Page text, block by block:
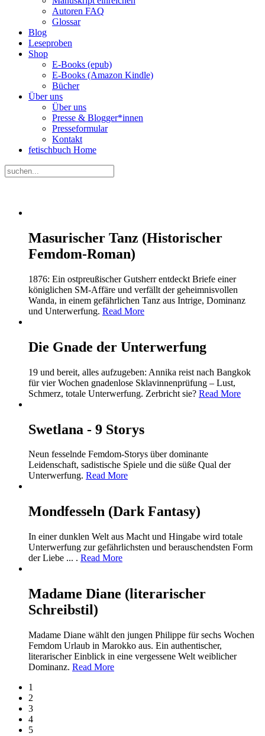
Autoren FAQ
Glossar
Blog
Leseproben
Shop
E-Books (epub)
E-Books (Amazon Kindle)
Bücher
Über uns
Über uns
Presse & Blogger*innen
Presseformular
Kontakt
fetischbuch Home
Masurischer Tanz (Historischer
Femdom-Roman)
1876: Ein ostpreußischer Gutsherr entdeckt Briefe einer
königlichen SM-Affäre und verfällt der geheimnisvollen
Wanda, in einem gefährlichen Tanz aus Intrige, Dominanz
und Unterwerfung. Read More
Die Gnade der Unterwerfung
19 und bereit, alles aufzugeben: Annika reist nach Bangkok
für vier Wochen gnadenlose Sklavinnenprüfung – Lust,
Schmerz, totale Unterwerfung. Zerbricht sie? Read More
Swetlana - 9 Storys
Neun fesselnde Femdom-Storys über dominante
Leidenschaft, sadistische Spiele und die süße Qual der
Unterwerfung. Read More
Mondfesseln (Dark Fantasy)
In einer dunklen Welt aus Macht und Hingabe wird totale
Unterwerfung zur gefährlichsten und berauschendsten Form
der Liebe ... . Read More
Madame Diane (literarischer
Schreibstil)
Madame Diane wählt den jungen Philippe für sechs Wochen
Femdom Urlaub in Marokko aus. Ein authentischer,
literarischer Einblick in eine vergessene Welt weiblicher
Dominanz. Read More
1
2
3
4
5